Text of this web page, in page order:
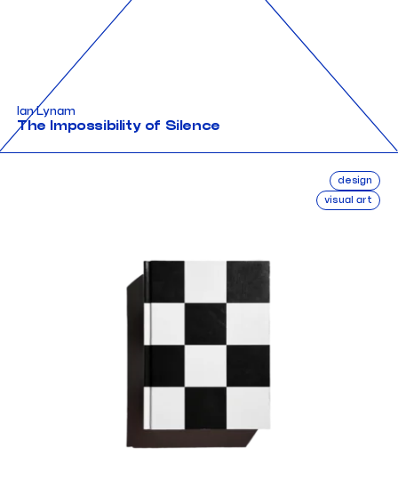
Ian Lynam
The Impossibility of Silence
design
visual art